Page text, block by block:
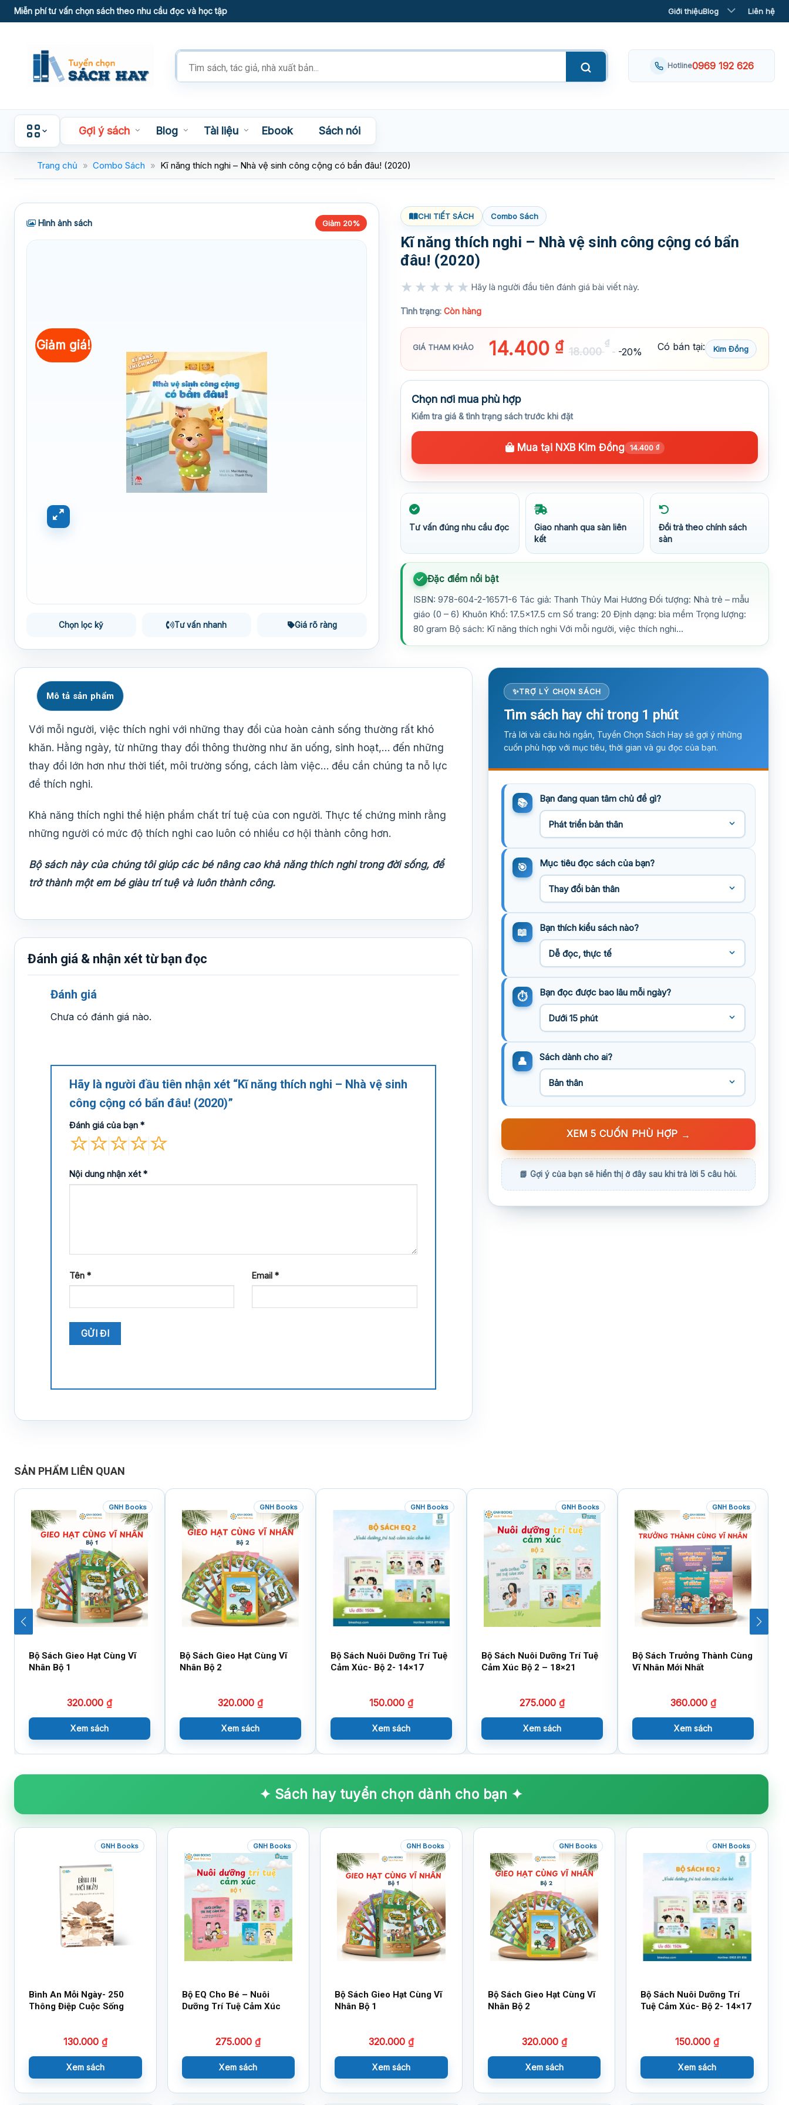
Skip
to
Miễn phí tư vấn chọn sách theo nhu cầu đọc và học tập Giới thiệuBlog Liên hệ
Tìm
kiếm
phẩm
Hotline0969 192 626
Gợi ý sách Blog Tài liệu Ebook Sách nói
Trang chủ » Combo Sách » Kĩ năng thích nghi – Nhà vệ sinh công cộng có bẩn đâu! (2020)
Hình ảnh sách Giảm 20%
Giảm giá!
Chọn lọc kỹ Tư vấn nhanh Giá rõ ràng
CHI TIẾT SÁCH Combo Sách
Kĩ năng thích nghi – Nhà vệ sinh công cộng có bẩn
đâu! (2020)
★★★★★ Hãy là người đầu tiên đánh giá bài viết này.
Tình trạng: Còn hàng
GIÁ THAM KHẢO 14.400 ₫ 18.000
₫
-20% Có bán tại: Kim Đồng
Chọn nơi mua phù hợp
Kiểm tra giá & tình trạng sách trước khi đặt
Mua tại NXB Kim Đồng 14.400 ₫
Tư vấn đúng nhu cầu đọc
Giao nhanh qua sàn liên
kết
Đổi trả theo chính sách
sàn
Đặc điểm nổi bật
ISBN: 978-604-2-16571-6 Tác giả: Thanh Thủy Mai Hương Đối tượng: Nhà trẻ – mẫu
giáo (0 – 6) Khuôn Khổ: 17.5×17.5 cm Số trang: 20 Định dạng: bìa mềm Trọng lượng:
80 gram Bộ sách: Kĩ năng thích nghi Với mỗi người, việc thích nghi…
Mô tả sản phẩm
Với mỗi người, việc thích nghi với những thay đổi của hoàn cảnh sống thường rất khó
khăn. Hằng ngày, từ những thay đổi thông thường như ăn uống, sinh hoạt,… đến những
thay đổi lớn hơn như thời tiết, môi trường sống, cách làm việc… đều cần chúng ta nỗ lực
để thích nghi.
Khả năng thích nghi thể hiện phẩm chất trí tuệ của con người. Thực tế chứng minh rằng
những người có mức độ thích nghi cao luôn có nhiều cơ hội thành công hơn.
Bộ sách này của chúng tôi giúp các bé nâng cao khả năng thích nghi trong đời sống, để
trở thành một em bé giàu trí tuệ và luôn thành công.
Đánh giá & nhận xét từ bạn đọc
Đánh giá
Chưa có đánh giá nào.
Hãy là người đầu tiên nhận xét “Kĩ năng thích nghi – Nhà vệ sinh
công cộng có bẩn đâu! (2020)”
Đánh giá của bạn *
Nội dung nhận xét*
Tên * Email*
TRỢ LÝ CHỌN SÁCH
Tìm sách hay chỉ trong 1 phút
Trả lời vài câu hỏi ngắn, Tuyển Chọn Sách Hay sẽ gợi ý những
cuốn phù hợp với mục tiêu, thời gian và gu đọc của bạn.
Bạn đang quan tâm chủ đề gì?
Mục tiêu đọc sách của bạn?
Bạn thích kiểu sách nào?
Bạn đọc được bao lâu mỗi ngày?
Sách dành cho ai?
XEM 5 CUỐN PHÙ HỢP →
SẢN PHẨM LIÊN QUAN
GNH Books
Bộ Sách Gieo Hạt Cùng Vĩ
Nhân Bộ 1
320.000 ₫
Xem sách
GNH Books
Bộ Sách Gieo Hạt Cùng Vĩ
Nhân Bộ 2
320.000 ₫
Xem sách
GNH Books
Bộ Sách Nuôi Dưỡng Trí Tuệ
Cảm Xúc- Bộ 2- 14×17
150.000 ₫
Xem sách
GNH Books
Bộ Sách Nuôi Dưỡng Trí Tuệ
Cảm Xúc Bộ 2 – 18×21
275.000 ₫
Xem sách
GNH Books
Bộ Sách Trưởng Thành Cùng
Vĩ Nhân Mới Nhất
360.000 ₫
Xem sách
✦ Sách hay tuyển chọn dành cho bạn ✦
GNH Books
Bình An Mỗi Ngày- 250
Thông Điệp Cuộc Sống
130.000 ₫
Xem sách
GNH Books
Bộ EQ Cho Bé – Nuôi
Dưỡng Trí Tuệ Cảm Xúc
275.000₫
Xem sách
GNH Books
Bộ Sách Gieo Hạt Cùng Vĩ
Nhân Bộ 1
320.000 ₫
Xem sách
GNH Books
Bộ Sách Gieo Hạt Cùng Vĩ
Nhân Bộ 2
320.000 ₫
Xem sách
GNH Books
Bộ Sách Nuôi Dưỡng Trí
Tuệ Cảm Xúc- Bộ 2- 14×17
150.000₫
Xem sách